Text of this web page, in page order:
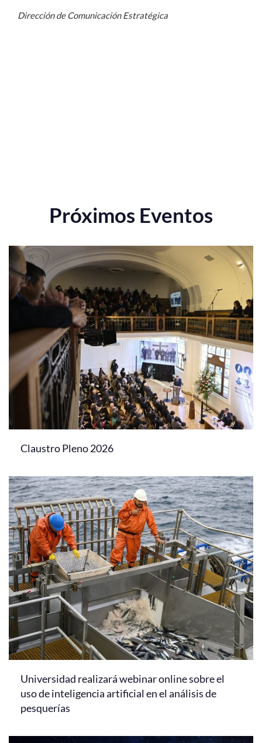
Dirección de Comunicación Estratégica
Próximos Eventos
Claustro Pleno 2026
Universidad realizará webinar online sobre el
uso de inteligencia artificial en el análisis de
pesquerías